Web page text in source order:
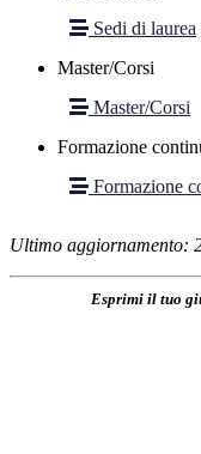
Sedi di laurea
Master/Corsi
Master/Corsi
Formazione
Formazione
Ultimo aggiornamento:
Esprimi il tuo